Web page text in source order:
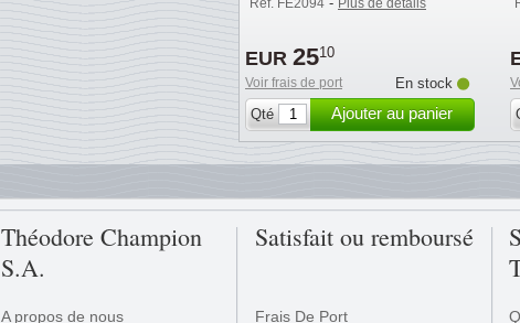
Réf. FE2094 Plus de détails
EUR 2510
Voir frais de port
En stock
Qté
Ajouter au panier
Théodore Champion
S.A.
A propos de nous
Satisfait ou remboursé
Frais De Port